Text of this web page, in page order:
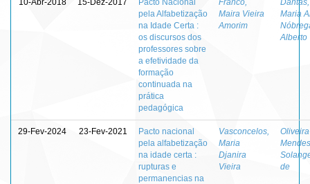
pela Alfabetização
na Idade Certa :
os discursos dos
professores sobre
a efetividade da
formação
continuada na
prática
pedagógica
Maira Vieira
Amorim
Maria
Alberto
29-Fev-2024 23-Fev-2021
Pacto nacional
pela alfabetização
na idade certa :
rupturas e
permanencias na
Vasconcelos,
Maria
Djanira
Vieira
de